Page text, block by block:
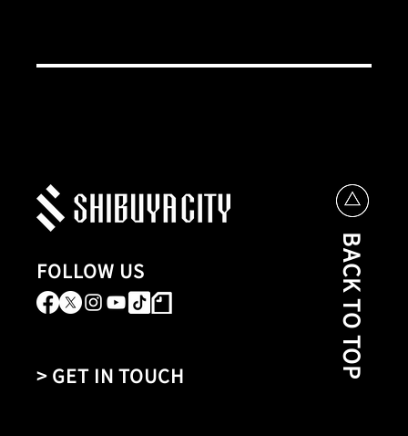
FOLLOW US
> GET IN TOUCH BACK TO TOP